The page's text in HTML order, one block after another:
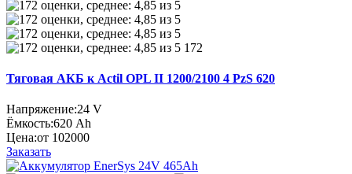
172
Тяговая АКБ к Actil OPL II 1200/2100 4 PzS 620
Напряжение:24 V
Ёмкость:620 Ah
Цена:от 102000
Заказать